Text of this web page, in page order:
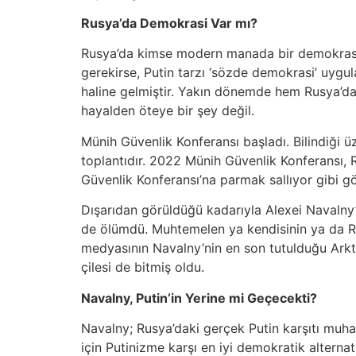
Rusya’da Demokrasi Var mı?
Rusya’da kimse modern manada bir
gerekirse, Putin tarzı ‘sözde demokrasi’
haline gelmiştir. Yakın dönemde hem
hayalden öteye bir şey değil.
Münih Güvenlik Konferansı başladı. Bilindiği
toplantıdır. 2022 Münih Güvenlik
Güvenlik Konferansı’na parmak sallıyor gibi
Dışarıdan görüldüğü kadarıyla Alexei
de ölümdü. Muhtemelen ya kendisinin ya da
medyasının Navalny’nin en son tutulduğu
çilesi de bitmiş oldu.
Navalny, Putin’in Yerine mi Geçecekti?
Navalny; Rusya’daki gerçek Putin karşıtı
için Putinizme karşı en iyi demokratik